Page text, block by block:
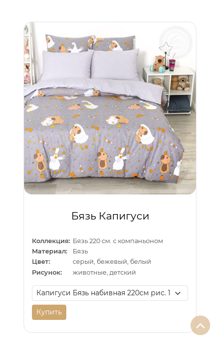
Бязь Капигуси
Коллекция: Бязь 220 см. с компаньоном
Материал:
Бязь
Цвет:
серый, бежевый, белый
Рисунок:
животные, детский
Купить